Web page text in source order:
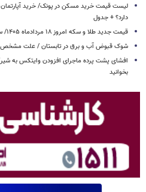
دارد؟ + جدول
قیمت جدید طلا و سکه امروز ۱۸ مردادماه ۱۴۰۵/ سرعت ریزش قیمت‌ها تند شد + جدول
شوک قبوض آب و برق در تابستان / علت
افشای پشت پرده ماجرای افزودن وایتکس به
بخوانید